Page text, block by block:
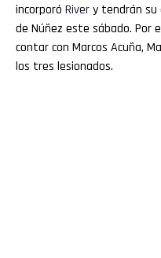
incorporó Rivery tendrán su
de Núñez este sábado. Por
contar con Marcos Acuña,
los tres lesionados.